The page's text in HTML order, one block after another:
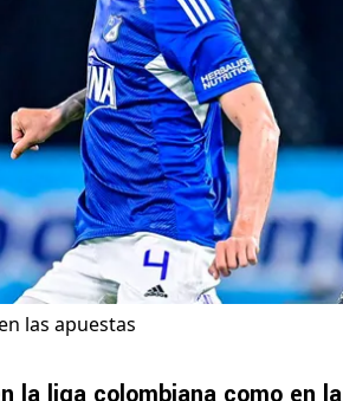
las apuestas